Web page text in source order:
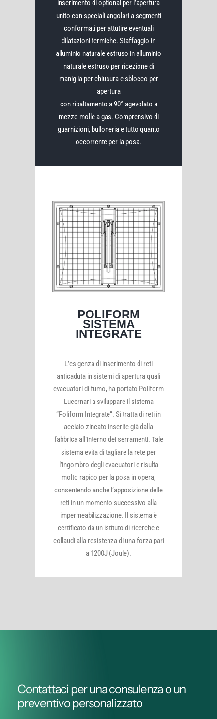
inserimento di optional per l’apertura
unito con speciali angolari a segmenti
conformati per attutire eventuali
dilatazioni termiche. Staffaggio in
alluminio naturale estruso in alluminio
naturale estruso per ricezione di
maniglia per chiusura e sblocco per
apertura
con ribaltamento a 90° agevolato a
mezzo molle a gas. Comprensivo di
guarnizioni, bulloneria e tutto quanto
occorrente per la posa.
POLIFORM
SISTEMA
INTEGRATE
L’esigenza di inserimento di reti
anticaduta in sistemi di apertura quali
evacuatori di fumo, ha portato Poliform
Lucernari a sviluppare il sistema
“Poliform Integrate”. Si tratta di reti in
acciaio zincato inserite già dalla
fabbrica all’interno dei serramenti. Tale
sistema evita di tagliare la rete per
l’ingombro degli evacuatori e risulta
molto rapido per la posa in opera,
consentendo anche l’apposizione delle
reti in un momento successivo alla
impermeabilizzazione. Il sistema è
certificato da un istituto di ricerche e
collaudi alla resistenza di una forza pari
a 1200J (Joule).
Contattaci per una consulenza o un
preventivo personalizzato